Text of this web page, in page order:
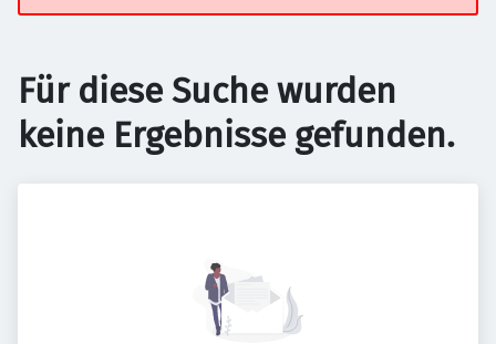
Für diese Suche wurden
keine Ergebnisse gefunden.